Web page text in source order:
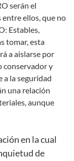
serán el
ellos, que no
Estables,
tomar, esta
a aislarse por
conservador y
a la seguridad
una relación
aunque
en la cual
de